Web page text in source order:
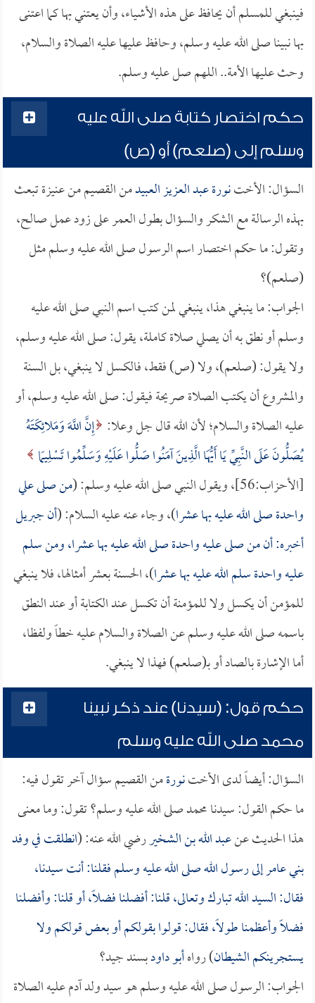
فينبغي للمسلم أن يحافظ على هذه الأشياء، وأن يعتني بها كما اعتنى
بها نبينا صلى الله عليه وسلم، وحافظ عليها عليه الصلاة والسلام،
وحث عليها الأمة.. اللهم صل عليه وسلم.
حكم اختصار كتابة صلى الله عليه
وسلم إلى (صلعم) أو (ص)
السؤال: الأختنورة عبد العزيز العبيدمن القصيم من عنيزة تبعث
بهذه الرسالة مع الشكر والسؤال بطول العمر على زود عمل صالح،
وتقول: ما حكم اختصار اسم الرسول صلى الله عليه وسلم مثل
(صلعم)؟
الجواب: ما ينبغي هذا، ينبغي لمن كتب اسم النبي صلى الله عليه
وسلم أو نطق به أن يصلي صلاة كاملة، يقول: صلى الله عليه وسلم،
ولا يقول: (صلعم)، ولا (ص) فقط، فالكسل لا ينبغي، بل السنة
والمشروع أن يكتب الصلاة صريحة فيقول: صلى الله عليه وسلم، أو
عليه الصلاة والسلام؛ لأن الله قال جل وعلا: إِنَّ اللَّهَ وَمَلائِكَتَهُ
يُصَلُّونَ عَلَى النَّبِيِّ يَا أَيُّهَا الَّذِينَ آمَنُوا صَلُّوا عَلَيْهِ وَسَلِّمُوا تَسْلِيمًا
[الأحزاب:56]، ويقول النبي صلى الله عليه وسلم: (
من صلى علي
واحدة صلى الله عليه بها عشرا)، وجاء عنه عليه السلام: (أن جبريل
أخبره: أن من صلى عليه واحدة صلى الله عليه بها عشرا، ومن سلم
عليه واحدة سلم الله عليه بها عشرا)، الحسنة بعشر أمثالها، فلا ينبغي
للمؤمن أن يكسل ولا للمؤمنة أن تكسل عند الكتابة أو عند النطق
باسمه صلى الله عليه وسلم عن الصلاة والسلام عليه خطاً ولفظا،
أما الإشارة بالصاد أو بـ(صلعم) فهذا لا ينبغي.
حكم قول: (سيدنا) عند ذكر نبينا
محمد صلى الله عليه وسلم
السؤال: أيضاً لدى الأختنورةمن القصيم سؤال آخر تقول فيه:
ما حكم القول: سيدنا محمد صلى الله عليه وسلم؟ تقول: وما معنى
هذا الحديث عنعبد الله بن الشخيررضي الله عنه: (انطلقت في وفد
بني عامر إلى رسول الله صلى الله عليه وسلم فقلنا: أنت سيدنا،
فقال: السيد الله تبارك وتعالى، قلنا: أفضلنا فضلاً، أو قلنا: وأفضلنا
فضلاً وأعظمنا طولاً، فقال: قولوا بقولكم أو بعض قولكم ولا
يستجرينكم الشيطان) رواهأبو داودبسند جيد؟
الجواب: الرسول صلى الله عليه وسلم هو سيد ولد آدم عليه الصلاة